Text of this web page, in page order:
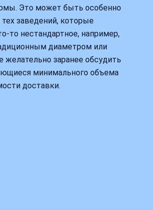
Это может быть особенно
заведений, которые
то нестандартное, например,
диаметром или
заранее обсудить
минимального объема
доставки.